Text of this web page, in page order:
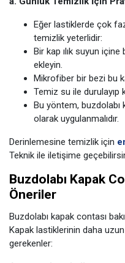
Eğer lastiklerde çok
temizlik yeterlidir:
Bir kap ılık suyun
ekleyin.
Mikrofiber bir bezi bu
Temiz su ile durulayıp
Bu yöntem, buzdolabı
olarak uygulanmalıdır.
Derinlemesine temizlik için
Teknik ile iletişime
Buzdolabı Kapak
Öneriler
Buzdolabı kapak contası
Kapak lastiklerinin daha
gerekenler: